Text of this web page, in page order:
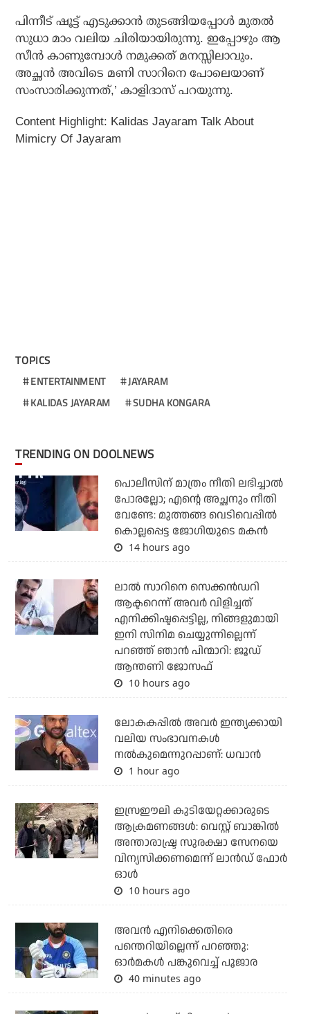
പിന്നീട് ഷൂട്ട് എടുക്കാൻ തുടങ്ങിയപ്പോൾ മുതൽ
സുധാ മാം വലിയ ചിരിയായിരുന്നു. ഇപ്പോഴും ആ
സീൻ കാണുമ്പോൾ നമുക്കത് മനസ്സിലാവും.
അച്ഛൻ അവിടെ മണി സാറിനെ പോലെയാണ്
സംസാരിക്കുന്നത്,’ കാളിദാസ് പറയുന്നു.
Content Highlight: Kalidas Jayaram Talk About
Mimicry Of Jayaram
TOPICS
ENTERTAINMENT
JAYARAM
KALIDAS JAYARAM
SUDHA KONGARA
TRENDING ON DOOLNEWS
പൊലീസിന് മാത്രം നീതി ലഭിച്ചാല്‍
പോരല്ലോ; എന്റെ അച്ഛനും നീതി
വേണ്ടേ: മുത്തങ്ങ വെടിവെപ്പില്‍
കൊല്ലപ്പെട്ട ജോഗിയുടെ മകന്‍
14 hours ago
ലാല്‍ സാറിനെ സെക്കന്‍ഡറി
ആക്ടറെന്ന് അവര്‍ വിളിച്ചത്
എനിക്കിഷ്ടപ്പെട്ടില്ല, നിങ്ങളുമായി
ഇനി സിനിമ ചെയ്യുന്നില്ലെന്ന്
പറഞ്ഞ് ഞാന്‍ പിന്മാറി: ജൂഡ്
ആന്തണി ജോസഫ്
10 hours ago
ലോകകപ്പിൽ അവര്‍ ഇന്ത്യക്കായി
വലിയ സംഭാവനകള്‍
നല്‍കുമെന്നുറപ്പാണ്: ധവാന്‍
1 hour ago
ഇസ്രഈലി കുടിയേറ്റക്കാരുടെ
ആക്രമണങ്ങള്‍: വെസ്റ്റ് ബാങ്കില്‍
അന്താരാഷ്ട്ര സുരക്ഷാ സേനയെ
വിന്യസിക്കണമെന്ന് ലാന്‍ഡ് ഫോര്‍
ഓള്‍
10 hours ago
അവന്‍ എനിക്കെതിരെ
പന്തെറിയില്ലെന്ന് പറഞ്ഞു:
ഓര്‍മകള്‍ പങ്കുവെച്ച് പൂജാര
40 minutes ago